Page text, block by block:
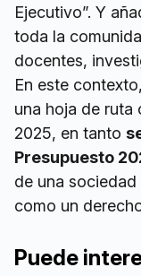
Ejecutivo”. Y
toda la
docentes,
En este
una hoja de ruta
2025, en tanto
Presupuesto
de una
como un
Puede